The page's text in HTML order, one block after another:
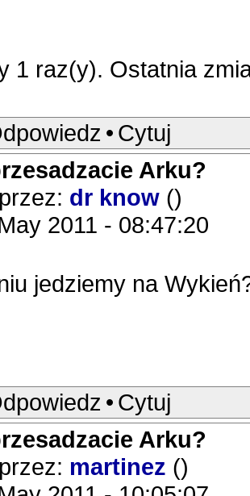
1 raz(y). Ostatnia
• Cytuj
Arku?
dr know ()
2011 - 08:47:20
jedziemy na
• Cytuj
Arku?
martinez ()